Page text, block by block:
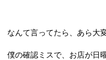
なんて言ってたら、あら大変
僕の確認ミスで、お店が日